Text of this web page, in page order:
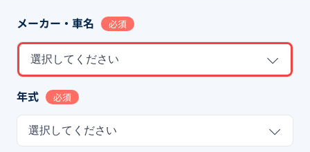
メーカー・車名 必須
選択してください
年式 必須
選択してください